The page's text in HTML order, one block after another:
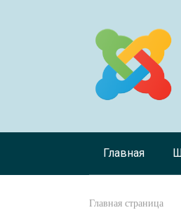
Главная
Главная страница